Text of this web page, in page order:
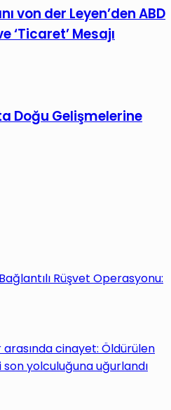
von der Leyen’den ABD
‘Ticaret’ Mesajı
Doğu Gelişmelerine
Rüşvet Operasyonu:
cinayet: Öldürülen
yolculuğuna uğurlandı